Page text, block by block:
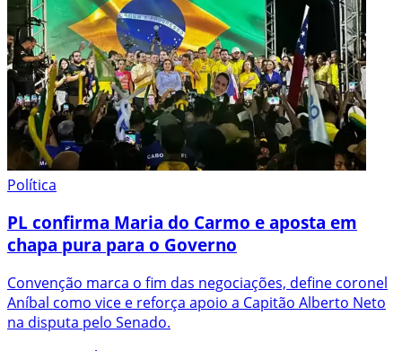
Política
PL confirma Maria do Carmo e aposta em
chapa pura para o Governo
Convenção marca o fim das negociações, define coronel
Aníbal como vice e reforça apoio a Capitão Alberto Neto
na disputa pelo Senado.